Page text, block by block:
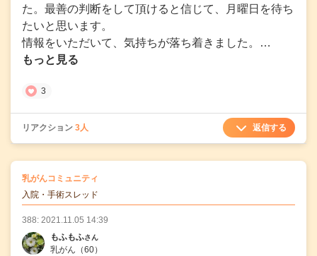
た。最善の判断をして頂けると信じて、月曜日を待ち
たいと思います。
情報をいただいて、気持ちが落ち着きました。…
もっと見る
3
リアクション 3人 返信する
乳がんコミュニティ
入院・手術スレッド
388: 2021.11.05 14:39
もふもふさん
乳がん （60）